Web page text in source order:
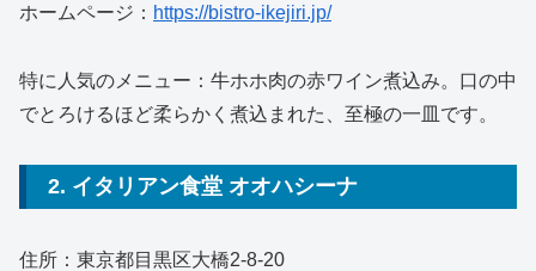
ホームページ： https://bistro-ikejiri.jp/
特に人気のメニュー：牛ホホ肉の赤ワイン煮込み。口の中
でとろけるほど柔らかく煮込まれた、至極の一皿です。
2. イタリアン食堂 オオハシーナ
住所：東京都目黒区大橋2-8-20